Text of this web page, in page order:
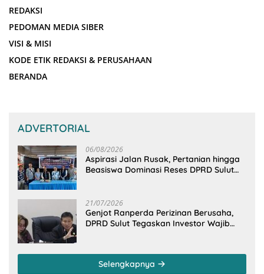
REDAKSI
PEDOMAN MEDIA SIBER
VISI & MISI
KODE ETIK REDAKSI & PERUSAHAAN
BERANDA
ADVERTORIAL
06/08/2026
Aspirasi Jalan Rusak, Pertanian hingga
Beasiswa Dominasi Reses DPRD Sulut
21/07/2026
Genjot Ranperda Perizinan Berusaha,
DPRD Sulut Tegaskan Investor Wajib
Selengkapnya